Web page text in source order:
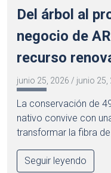
Del árbol al
negocio de
recurso
junio 25, 2026 / junio 25,
La conservación de
nativo convive con
transformar la fibra
Seguir leyendo